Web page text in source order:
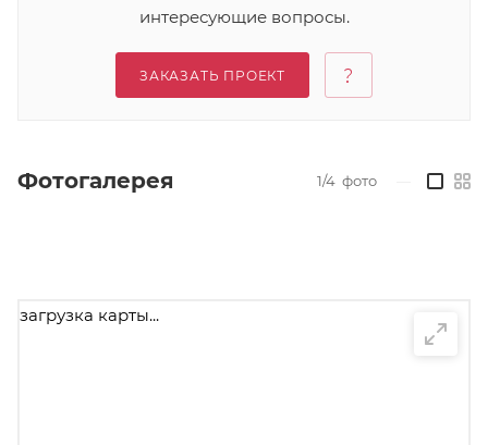
интересующие вопросы.
ЗАКАЗАТЬ ПРОЕКТ
Фотогалерея 1/4 фото
загрузка карты...